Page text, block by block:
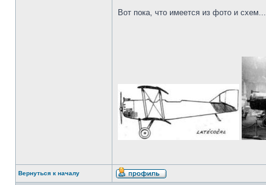
Вот пока, что имеется из фото и схем...
Вернуться к началу